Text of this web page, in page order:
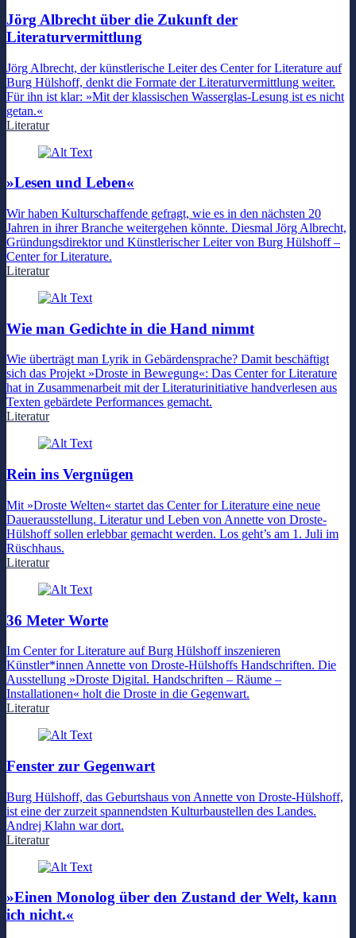
Jörg Albrecht über die Zukunft der
Literaturvermittlung
Jörg Albrecht, der künstlerische Leiter des Center for Literature auf
Burg Hülshoff, denkt die Formate der Literaturvermittlung weiter.
Für ihn ist klar: »Mit der klassischen Wasserglas-Lesung ist es nicht
getan.«
Literatur
»Lesen und Leben«
Wir haben Kulturschaffende gefragt, wie es in den nächsten 20
Jahren in ihrer Branche weitergehen könnte. Diesmal Jörg Albrecht,
Gründungsdirektor und Künstlerischer Leiter von Burg Hülshoff –
Center for Literature.
Literatur
Wie man Gedichte in die Hand nimmt
Wie überträgt man Lyrik in Gebärdensprache? Damit beschäftigt
sich das Projekt »Droste in Bewegung«: Das Center for Literature
hat in Zusammenarbeit mit der Literaturinitiative handverlesen aus
Texten gebärdete Performances gemacht.
Literatur
Rein ins Vergnügen
Mit »Droste Welten« startet das Center for Literature eine neue
Dauerausstellung. Literatur und Leben von Annette von Droste-
Hülshoff sollen erlebbar gemacht werden. Los geht’s am 1. Juli im
Rüschhaus.
Literatur
36 Meter Worte
Im Center for Literature auf Burg Hülshoff inszenieren
Künstler*innen Annette von Droste-Hülshoffs Handschriften. Die
Ausstellung »Droste Digital. Handschriften – Räume –
Installationen« holt die Droste in die Gegenwart.
Literatur
Fenster zur Gegenwart
Burg Hülshoff, das Geburtshaus von Annette von Droste-Hülshoff,
ist eine der zurzeit spannendsten Kulturbaustellen des Landes.
Andrej Klahn war dort.
Literatur
»Einen Monolog über den Zustand der Welt, kann
ich nicht.«